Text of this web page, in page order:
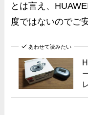
とは言え、
度ではないのでご
あわせて読みたい